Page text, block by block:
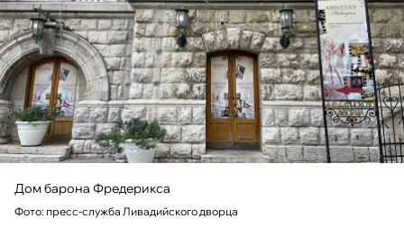
Дом барона Фредерикса
Фото: пресс-служба Ливадийского дворца